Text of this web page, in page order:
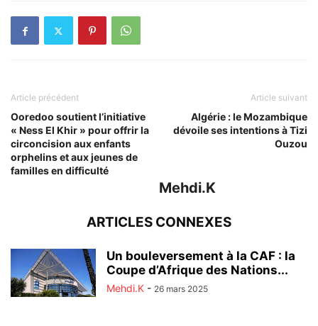
Article précédent
Ooredoo soutient l’initiative
« Ness El Khir » pour offrir la
circoncision aux enfants
orphelins et aux jeunes de
familles en difficulté
Article suivant
Algérie : le Mozambique
dévoile ses intentions à Tizi
Ouzou
Mehdi.K
ARTICLES CONNEXES
Un bouleversement à la CAF : la
Coupe d’Afrique des Nations...
Mehdi.K - 26 mars 2025